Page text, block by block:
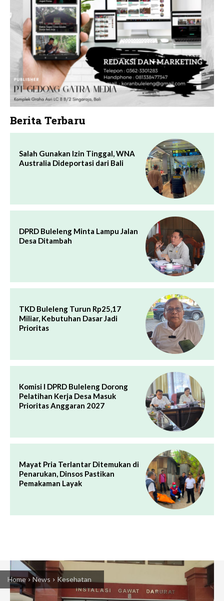
Berita Terbaru
Salah Gunakan Izin Tinggal, WNA
Australia Dideportasi dari Bali
DPRD Buleleng Minta Lampu Jalan
Desa Ditambah
TKD Buleleng Turun Rp25,17
Miliar, Kebutuhan Dasar Jadi
Prioritas
Komisi I DPRD Buleleng Dorong
Pelatihan Kerja Desa Masuk
Prioritas Anggaran 2027
Mayat Pria Terlantar Ditemukan di
Penarukan, Dinsos Pastikan
Pemakaman Layak